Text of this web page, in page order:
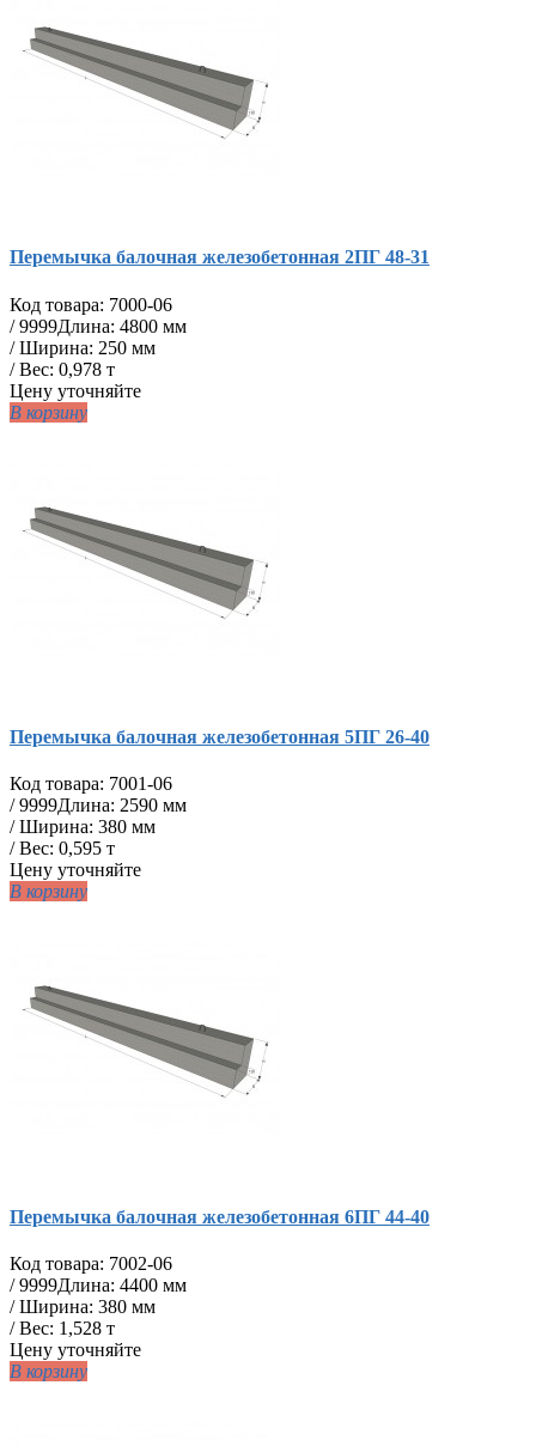
Перемычка балочная железобетонная 2ПГ 48-31
Код товара: 7000-06
/9999Длина: 4800 мм
/ Ширина: 250 мм
/ Вес: 0,978 т
Цену уточняйте
В корзину
Перемычка балочная железобетонная 5ПГ 26-40
Код товара: 7001-06
/9999Длина: 2590 мм
/ Ширина: 380 мм
/ Вес: 0,595 т
Цену уточняйте
В корзину
Перемычка балочная железобетонная 6ПГ 44-40
Код товара: 7002-06
/9999Длина: 4400 мм
/ Ширина: 380 мм
/ Вес: 1,528 т
Цену уточняйте
В корзину